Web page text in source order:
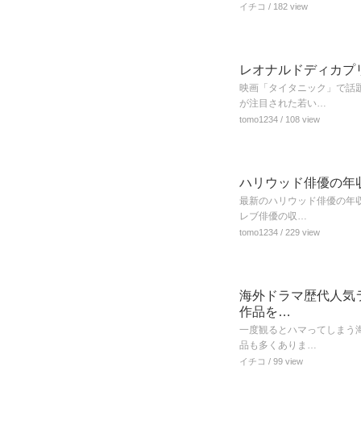
イチコ / 182 view
レオナルドディカ
映画「タイタニック」で話
が注目された若い…
tomo1234 / 108 view
ハリウッド俳優の年
最新のハリウッド俳優の年
レブ俳優の収…
tomo1234 / 229 view
海外ドラマ歴代人気
作品を…
一度観るとハマってしまう
品も多くありま…
イチコ / 99 view